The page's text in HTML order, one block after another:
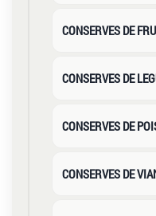
CONSERVES DE
CONSERVES DE
CONSERVES DE
CONSERVES DE